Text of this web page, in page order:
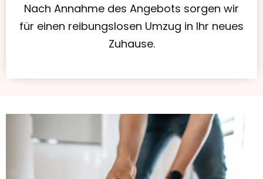
Nach Annahme des Angebots sorgen wir
für einen reibungslosen Umzug in Ihr neues
Zuhause.